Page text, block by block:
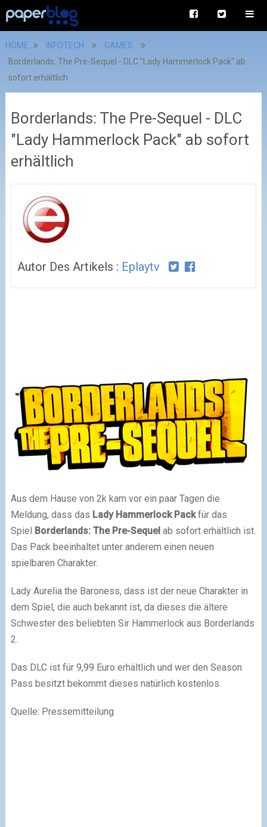
HOME INFOTECH
GAMES
Borderlands: The Pre-Sequel - DLC "Lady Hammerlock Pack" ab
sofort erhältlich
Borderlands: The Pre-Sequel - DLC
"Lady Hammerlock Pack" ab sofort
erhältlich
Autor Des Artikels : Eplaytv
Aus dem Hause von 2k kam vor ein paar Tagen die
Meldung, dass das Lady Hammerlock Packfür das
Spiel Borderlands: The Pre-Sequelab sofort erhältlich ist.
Das Pack beeinhaltet unter anderem einen neuen
spielbaren Charakter.
Lady Aurelia the Baroness, dass ist der neue Charakter in
dem Spiel, die auch bekannt ist, da dieses die ältere
Schwester des beliebten Sir Hammerlock aus Borderlands
2.
Das DLC ist für 9,99 Euro erhältlich und wer den Season
Pass besitzt bekommt dieses natürlich kostenlos.
Quelle: Pressemitteilung